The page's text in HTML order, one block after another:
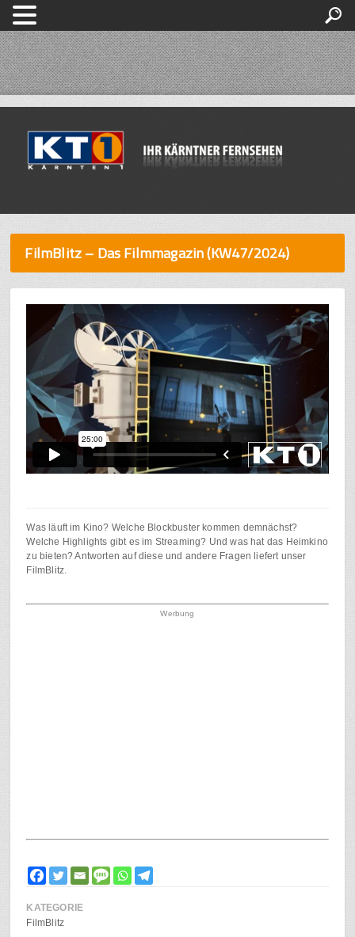
FilmBlitz – Das Filmmagazin (KW47/2024)
Was läuft im Kino? Welche Blockbuster kommen demnächst?
Welche Highlights gibt es im Streaming? Und was hat das Heimkino
zu bieten? Antworten auf diese und andere Fragen liefert unser
FilmBlitz.
Werbung
KATEGORIE
FilmBlitz